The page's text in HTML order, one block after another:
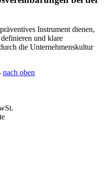
Instrument dienen,
und klare
die Unternehmenskultur
nach oben